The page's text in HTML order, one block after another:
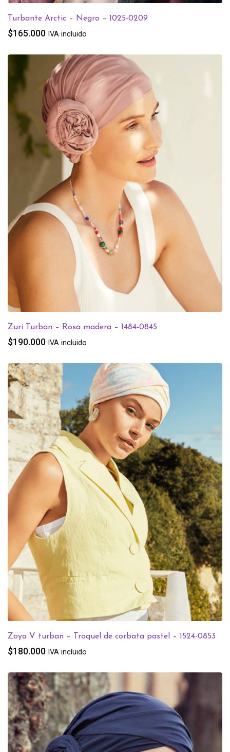
Turbante Arctic – Negro – 1025-0209
$165.000 IVA incluido
Zuri Turban – Rosa madera – 1484-0845
$190.000 IVA incluido
Zoya V turban – Troquel de corbata pastel – 1524-0853
$180.000 IVA incluido